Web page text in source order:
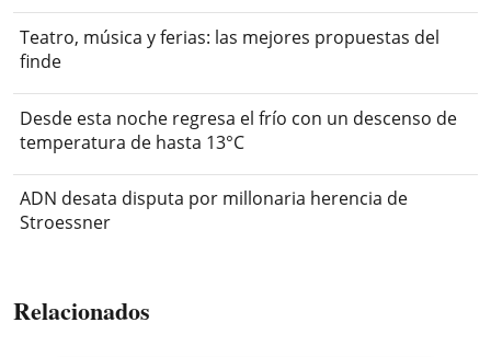
Teatro, música y ferias: las mejores propuestas del
finde
Desde esta noche regresa el frío con un descenso de
temperatura de hasta 13°C
ADN desata disputa por millonaria herencia de
Stroessner
Relacionados